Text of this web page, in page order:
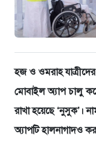
হজ ও ওমরাহ যাত্রীদের
মোবাইল অ্যাপ চালু
রাখা হয়েছে ‘নুসুক’।
অ্যাপটি হালনাগাদও